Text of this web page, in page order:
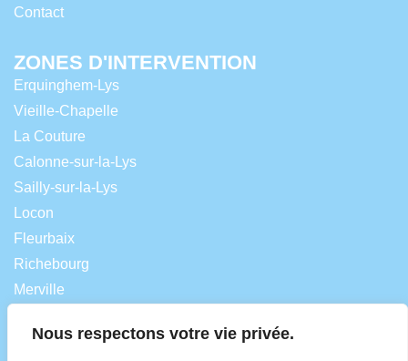
Nous respectons votre vie privée.
Contact
ZONES D'INTERVENTION
Erquinghem-Lys
Vieille-Chapelle
La Couture
Calonne-sur-la-Lys
Sailly-sur-la-Lys
Locon
Fleurbaix
Richebourg
Merville
Laventie